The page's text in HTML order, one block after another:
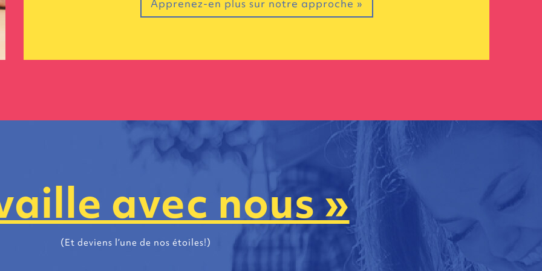
Apprenez-en plus sur notre approche »
avec nous »
(Et deviens l’une de nos étoiles!)